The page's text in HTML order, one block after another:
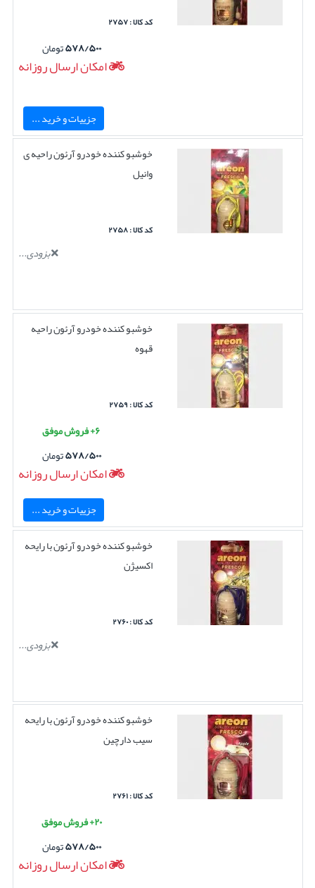
کد کالا : ۲۷۵۷
۵۷۸/۵۰۰تومان
امکان ارسال روزانه
جزییات و خرید ...
خوشبو کننده خودرو آرئون راحیه ی
وانیل
کد کالا : ۲۷۵۸
بزودی...
خوشبو کننده خودرو آرئون راحیه
قهوه
کد کالا : ۲۷۵۹
۶+ فروش موفق
۵۷۸/۵۰۰تومان
امکان ارسال روزانه
جزییات و خرید ...
خوشبو کننده خودرو آرئون با رایحه
اکسیژن
کد کالا : ۲۷۶۰
بزودی...
خوشبو کننده خودرو آرئون با رایحه
سیب دارچین
کد کالا : ۲۷۶۱
۲۰+ فروش موفق
۵۷۸/۵۰۰تومان
امکان ارسال روزانه